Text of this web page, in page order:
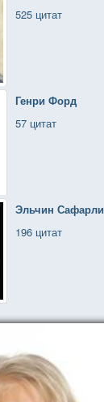
525 цитат
Генри Форд
57 цитат
Эльчин Сафарли
196 цитат